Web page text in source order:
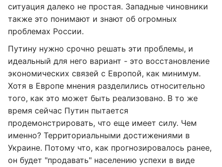
ситуация далеко не простая. Западные чиновники
также это понимают и знают об огромных
проблемах России.
Путину нужно срочно решать эти проблемы, и
идеальный для него вариант - это восстановление
экономических связей с Европой, как минимум.
Хотя в Европе мнения разделились относительно
того, как это может быть реализовано. В то же
время сейчас Путин пытается
продемонстрировать, что еще имеет силу. Чем
именно? Территориальными достижениями в
Украине. Потому что, как прогнозировалось ранее,
он будет "продавать" населению успехи в виде